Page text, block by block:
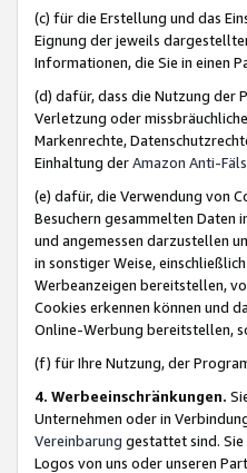
(c) für die Erstellung und das
Eignung der jeweils
Informationen, die Sie in einen
(d) dafür, dass die Nutzung der
Verletzung oder
Markenrechte,
Einhaltung derAmazon Anti-
(e) dafür, die Verwendung von
Besuchern gesammelten Daten
und angemessen darzustellen
in sonstiger Weise,
Werbeanzeigen bereitstellen,
Cookies erkennen können und
Online-Werbung bereitstellen,
(f) für Ihre Nutzung, der
4. Werbeeinschränkungen.
Unternehmen oder in
Vereinbarung gestattet sind.
Logos von uns oder unseren